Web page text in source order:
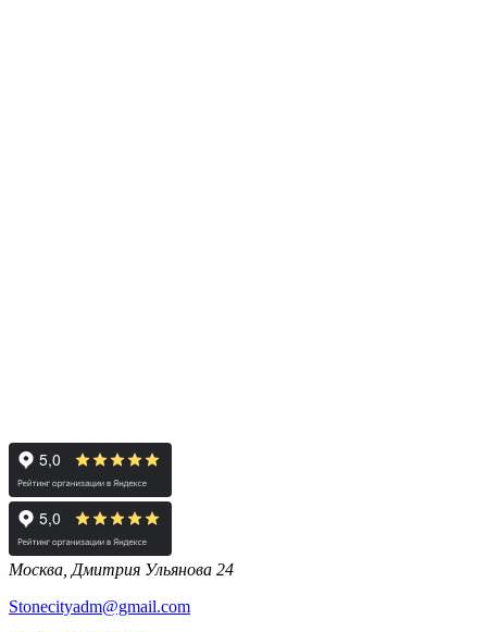
Москва, Дмитрия Ульянова 24
Stonecityadm@gmail.com